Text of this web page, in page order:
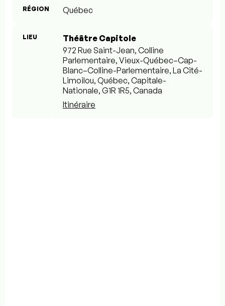
RÉGION Québec
LIEU
Théâtre Capitole
972 Rue Saint-Jean, Colline
Parlementaire, Vieux-Québec–Cap-
Blanc–Colline-Parlementaire, La Cité-
Limoilou, Québec, Capitale-
Nationale, G1R 1R5, Canada
Itinéraire